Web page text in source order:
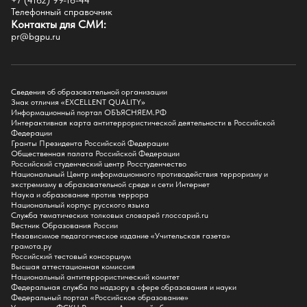
Историко-филологический факультет
Факультет иностранных языков
Факультет педагогики и психологии
Факультет физической культуры и спорта
Подготовительное отделение для иностранных граждан
Поступление
Приемная комиссия
Поступай в БГПУ
Специальности и направления
Списки поступающих
Приказы о зачислении
Полезные материалы
Общежитие
Информация о целевом обучении
Обркредит в СПО
Бакалавриат
Магистратура
Аспирантура
СПО
Правила приема на Бакалавриат
Правила приема на Магистратуру
Правила приема на СПО
Телефонный справочник
Контакты для СМИ:
pr@bgpu.ru
Сведения об образовательной организации
Знак отличия «EXCELLENT QUALITY»
Информационный портал ОБЪЯСНЯЕМ.РФ
Интерактивная карта антитеррористической деятельности в Российской
Федерации
Гранты Президента Российской Федерации
Общественная палата Российской Федерации
Российский студенческий центр Росстуденчество
Национальный Центр информационного противодействия терроризму и
экстремизму в образовательной среде и сети Интернет
Наука и образование против террора
Национальный корпус русского языка
Служба тематических толковых словарей глоссарий.ru
Вестник Образования России
Независимое педагогическое издание «Учительская газета»
грамота.ру
Российский тестовый консорциум
Высшая аттестационная комиссия
Национальный антитеррористический комитет
Федеральная служба по надзору в сфере образования и науки
Федеральный портал «Российское образование»